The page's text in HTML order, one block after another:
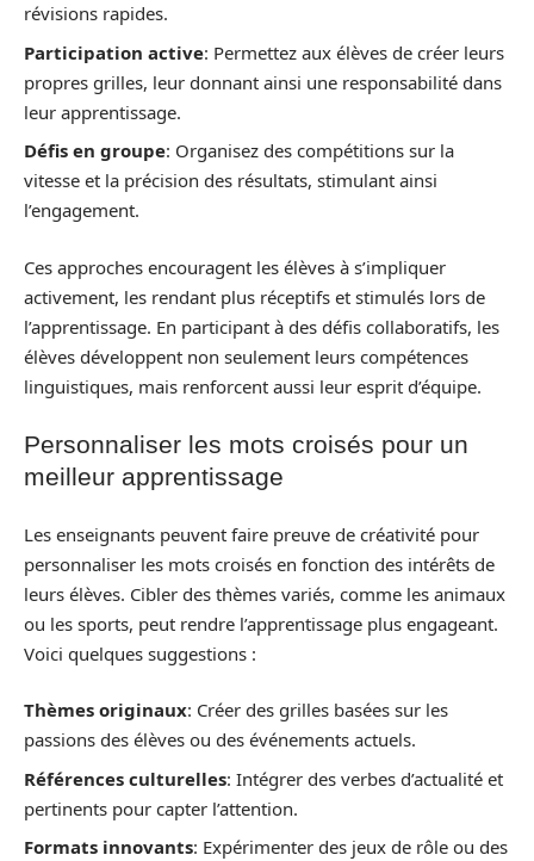
révisions rapides.
Participation active: Permettez aux élèves de créer leurs
propres grilles, leur donnant ainsi une responsabilité dans
leur apprentissage.
Défis en groupe: Organisez des compétitions sur la
vitesse et la précision des résultats, stimulant ainsi
l’engagement.
Ces approches encouragent les élèves à s’impliquer
activement, les rendant plus réceptifs et stimulés lors de
l’apprentissage. En participant à des défis collaboratifs, les
élèves développent non seulement leurs compétences
linguistiques, mais renforcent aussi leur esprit d’équipe.
Personnaliser les mots croisés pour un
meilleur apprentissage
Les enseignants peuvent faire preuve de créativité pour
personnaliser les mots croisés en fonction des intérêts de
leurs élèves. Cibler des thèmes variés, comme les animaux
ou les sports, peut rendre l’apprentissage plus engageant.
Voici quelques suggestions :
Thèmes originaux: Créer des grilles basées sur les
passions des élèves ou des événements actuels.
Références culturelles: Intégrer des verbes d’actualité et
pertinents pour capter l’attention.
Formats innovants: Expérimenter des jeux de rôle ou des